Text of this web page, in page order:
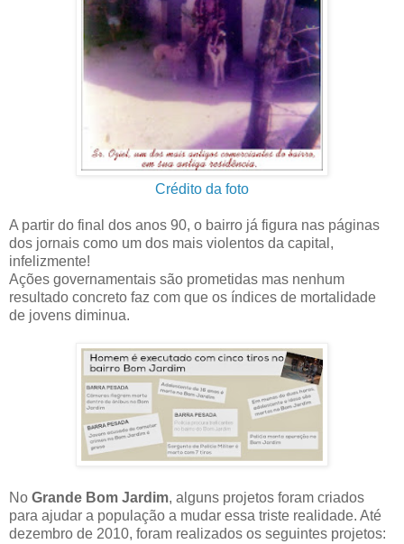
Crédito da foto
A partir do final dos anos 90, o bairro já figura nas páginas
dos jornais como um dos mais violentos da capital,
infelizmente!
Ações governamentais são prometidas mas nenhum
resultado concreto faz com que os índices de mortalidade
de jovens diminua.
No Grande Bom Jardim, a lguns projetos foram criados
para ajudar a população a mudar essa triste realidade. Até
dezembro de 2010, foram realizados os seguintes projetos: